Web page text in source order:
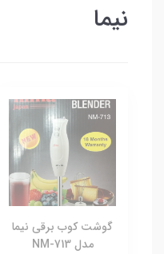
نیما
گوشت کوب برقی نیما
مدل NM-713